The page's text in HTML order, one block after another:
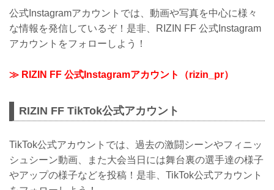
公式Instagramアカウントでは、動画や写真を中心に様々
な情報を発信しているぞ！是非、RIZIN FF 公式Instagram
アカウントをフォローしよう！
≫ RIZIN FF 公式Instagramアカウント（rizin_pr）
RIZIN FF TikTok公式アカウント
TikTok公式アカウントでは、過去の激闘シーンやフィニッ
シュシーン動画、また大会当日には舞台裏の選手達の様子
やアップの様子などを投稿！是非、TikTok公式アカウント